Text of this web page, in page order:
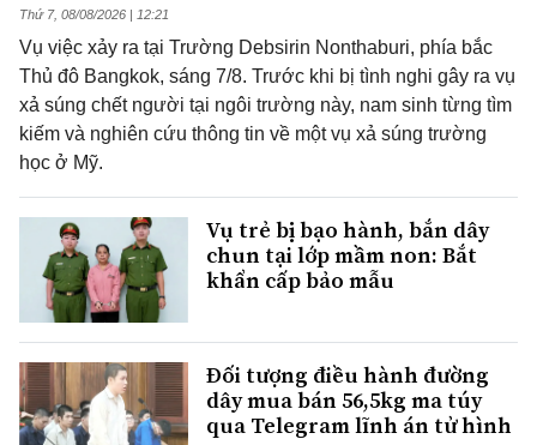
Thứ 7, 08/08/2026 | 12:21
Vụ việc xảy ra tại Trường Debsirin Nonthaburi, phía bắc
Thủ đô Bangkok, sáng 7/8. Trước khi bị tình nghi gây ra vụ
xả súng chết người tại ngôi trường này, nam sinh từng tìm
kiếm và nghiên cứu thông tin về một vụ xả súng trường
học ở Mỹ.
Vụ trẻ bị bạo hành, bắn dây
chun tại lớp mầm non: Bắt
khẩn cấp bảo mẫu
Đối tượng điều hành đường
dây mua bán 56,5kg ma túy
qua Telegram lĩnh án tử hình